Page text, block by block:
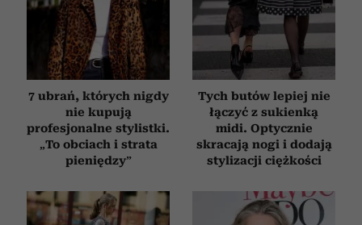
7 ubrań, których nigdy
nie kupują
profesjonalne stylistki.
„To obciach i strata
pieniędzy”
Tych butów lepiej nie
łączyć z sukienką
midi. Optycznie
skracają nogi i dodają
stylizacji ciężkości